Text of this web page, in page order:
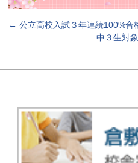
← 公立高校入試３年連続100%合
中３生対